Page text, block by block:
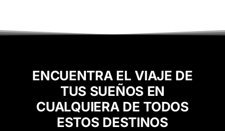
ENCUENTRA EL VIAJE DE
TUS SUEÑOS EN
CUALQUIERA DE TODOS
ESTOS DESTINOS